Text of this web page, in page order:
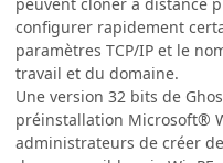
configurer rapidement
paramètres TCP/IP et le
travail et du domaine.
Une version 32 bits de
préinstallation Microsoft®
administrateurs de créer